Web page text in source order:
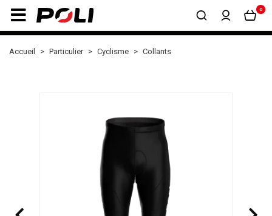
0
Accueil Particulier Cyclisme Collants